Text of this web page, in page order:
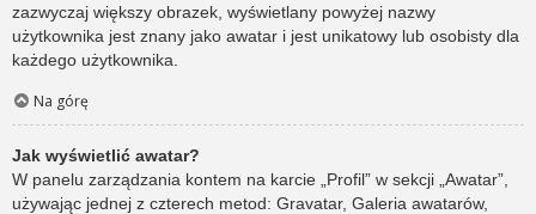
zazwyczaj większy obrazek, wyświetlany powyżej nazwy
użytkownika jest znany jako awatar i jest unikatowy lub osobisty dla
każdego użytkownika.
Na górę
Jak wyświetlić awatar?
W panelu zarządzania kontem na karcie „Profil” w sekcji „Awatar”,
używając jednej z czterech metod: Gravatar, Galeria awatarów,